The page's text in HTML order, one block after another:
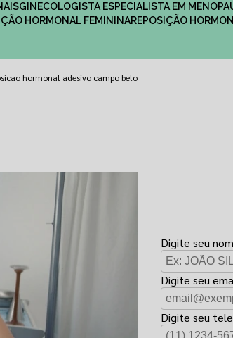
GINECOLOGISTA ESPECIALISTA EM
HORMONAL FEMININA
REPOSIÇÃO
hormonal adesivo campo belo
Digite seu
Digite seu
Digite seu